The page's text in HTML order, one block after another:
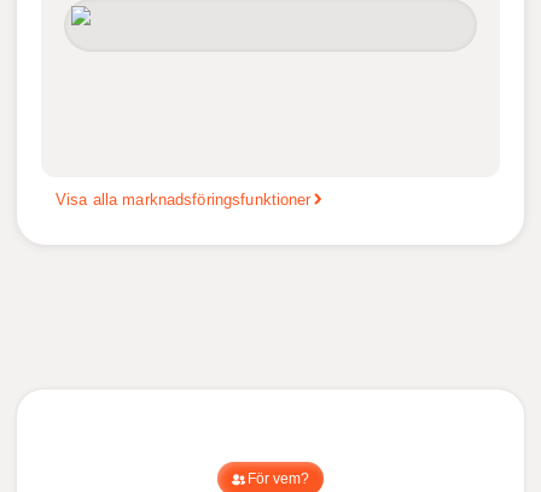
Visa alla marknadsföringsfunktioner
För vem?